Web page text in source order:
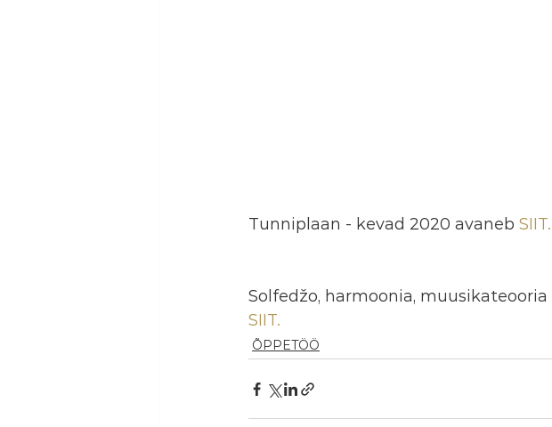
Tunniplaan - kevad 2020 avaneb SIIT.
Solfedžo, harmoonia,
SIIT.
ÕPPETÖÖ